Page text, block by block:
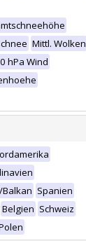
Mittl. Wolken
hPa Wind
Spanien
Belgien Schweiz